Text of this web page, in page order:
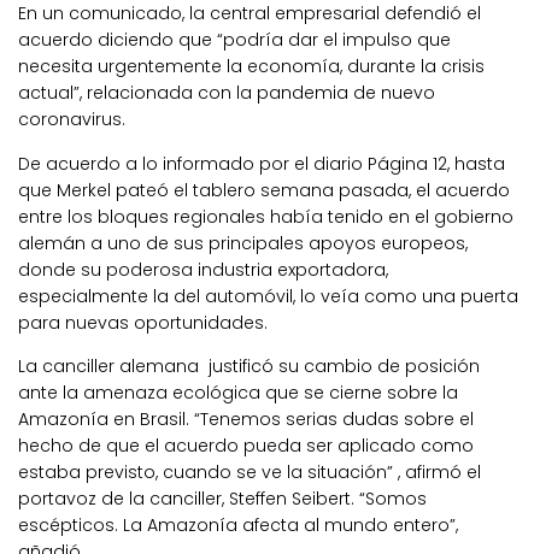
En un comunicado, la central empresarial defendió el
acuerdo diciendo que “podría dar el impulso que
necesita urgentemente la economía, durante la crisis
actual”, relacionada con la pandemia de nuevo
coronavirus.
De acuerdo a lo informado por el diario Página 12, hasta
que Merkel pateó el tablero semana pasada, el acuerdo
entre los bloques regionales había tenido en el gobierno
alemán a uno de sus principales apoyos europeos,
donde su poderosa industria exportadora,
especialmente la del automóvil, lo veía como una puerta
para nuevas oportunidades.
La canciller alemana justificó su cambio de posición
ante la amenaza ecológica que se cierne sobre la
Amazonía en Brasil. “Tenemos serias dudas sobre el
hecho de que el acuerdo pueda ser aplicado como
estaba previsto, cuando se ve la situación” , afirmó el
portavoz de la canciller, Steffen Seibert. “Somos
escépticos. La Amazonía afecta al mundo entero”,